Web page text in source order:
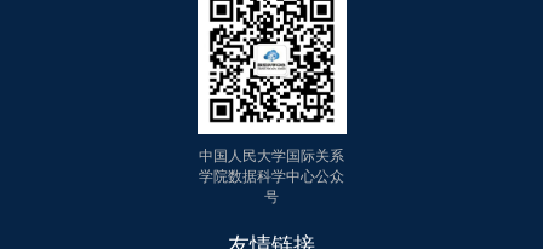
中国人民大学国际关系
学院数据科学中心公众
号